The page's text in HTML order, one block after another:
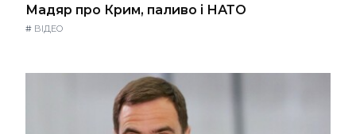
Мадяр про Крим, паливо і НАТО
# ВІДЕО